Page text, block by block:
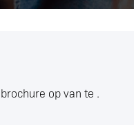
op van te .